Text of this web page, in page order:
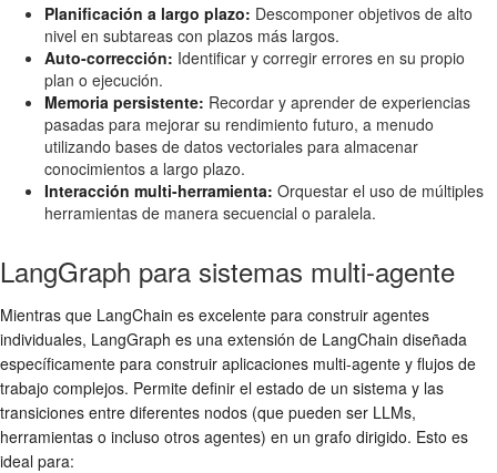
Planificación a largo plazo: Descomponer objetivos de alto
nivel en subtareas con plazos más largos.
Auto-corrección: Identificar y corregir errores en su propio
plan o ejecución.
Memoria persistente: Recordar y aprender de experiencias
pasadas para mejorar su rendimiento futuro, a menudo
utilizando bases de datos vectoriales para almacenar
conocimientos a largo plazo.
Interacción multi-herramienta: Orquestar el uso de múltiples
herramientas de manera secuencial o paralela.
LangGraph para sistemas multi-agente
Mientras que LangChain es excelente para construir agentes
individuales, LangGraph es una extensión de LangChain diseñada
específicamente para construir aplicaciones multi-agente y flujos de
trabajo complejos. Permite definir el estado de un sistema y las
transiciones entre diferentes nodos (que pueden ser LLMs,
herramientas o incluso otros agentes) en un grafo dirigido. Esto es
ideal para: